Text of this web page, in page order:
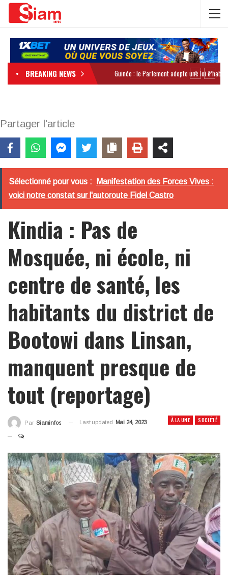
BREAKING NEWS
Partager l'article
Sélectionné pour vous :
Manifestation des Forces Vives :
voici notre constat sur l'autoroute Fidel Castro
Kindia : Pas de
Mosquée, ni école, ni
centre de santé, les
habitants du district de
Bootowi dans Linsan,
manquent presque de
tout (reportage)
À LA UNE SOCIÉTÉ
Par Siaminfos Last updated Mai 24, 2023